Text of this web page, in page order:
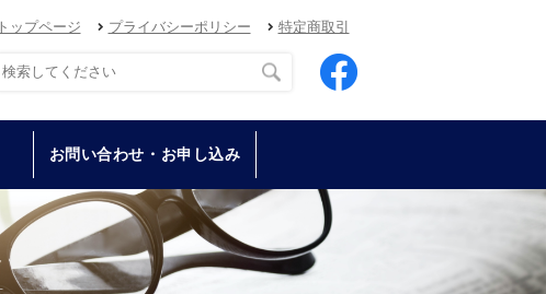
トップページ プライバシーポリシー 特定商取引
お問い合わせ・お申し込み